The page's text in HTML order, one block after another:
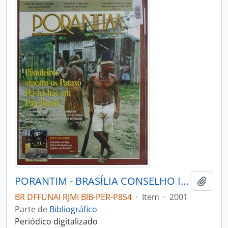
PORANTIM - BRASÍLIA CONSELHO INDIGENISTA MISSIONÁRIO - 2001 - Nº240
BR DFFUNAI RJMI BIB-PER-P854 · Item · 2001
Parte de Bibliográfico
Periódico digitalizado